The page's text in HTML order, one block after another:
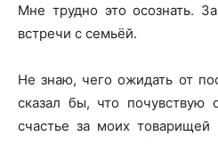
Мне трудно это осознать.
встречи с семьёй.
Не знаю, чего ожидать от
сказал бы, что почувствую
счастье за моих